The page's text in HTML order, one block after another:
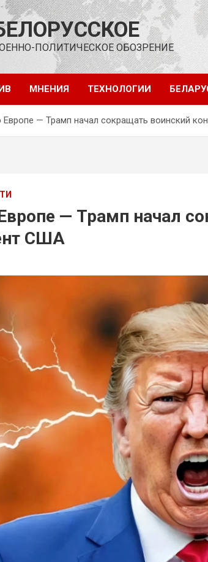
ПОЛИТИЧЕСКОЕ ОБОЗРЕНИЕ
МНЕНИЯ ТЕХНОЛОГИИ
Европе — Трамп начал сокращать воинский
— Трамп начал
США